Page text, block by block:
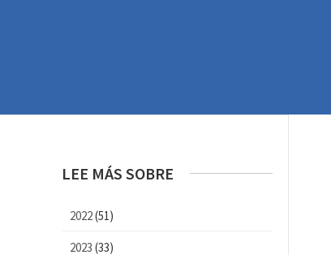
LEE MÁS SOBRE
2022(51)
2023 (33)